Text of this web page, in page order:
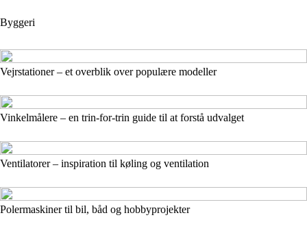
Byggeri
Vejrstationer – et overblik over populære modeller
Vinkelmålere – en trin-for-trin guide til at forstå udvalget
Ventilatorer – inspiration til køling og ventilation
Polermaskiner til bil, båd og hobbyprojekter